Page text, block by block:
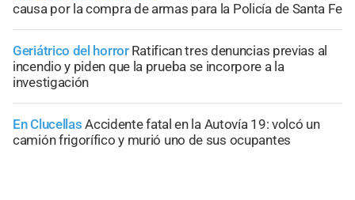
causa por la compra de armas para la Policía de Santa Fe
Geriátrico del horror Ratifican tres denuncias previas al
incendio y piden que la prueba se incorpore a la
investigación
En Clucellas Accidente fatal en la Autovía 19: volcó un
camión frigorífico y murió uno de sus ocupantes